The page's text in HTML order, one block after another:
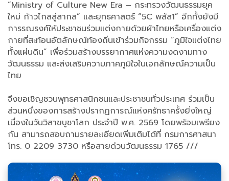
“Ministry of Culture New Era – กระทรวงวัฒนธรรมยุค
ใหม่ ก้าวไกลสู่สากล” และยุทธศาสตร์ “5C พลัส1” อีกทั้งยังมี
การรณรงค์ให้ประชาชนร่วมแต่งกายด้วยผ้าไทยหรือเครื่องแต่ง
กายที่สะท้อนอัตลักษณ์ท้องถิ่นเข้าร่วมกิจกรรม “ภูมิใจแต่งไทย
ทั้งแผ่นดิน” เพื่อร่วมสร้างบรรยากาศแห่งความงดงามทาง
วัฒนธรรม และส่งเสริมความภาคภูมิใจในเอกลักษณ์ความเป็น
ไทย
จึงขอเชิญชวนพุทธศาสนิกชนและประชาชนทั่วประเทศ ร่วมเป็น
ส่วนหนึ่งของการสร้างปรากฏการณ์แห่งศรัทธาครั้งยิ่งใหญ่
เนื่องในวันวิสาขบูชาโลก ประจำปี พ.ศ. 2569 โดยพร้อมเพรียง
กัน สามารถสอบถามรายละเอียดเพิ่มเติมได้ที่ กรมการศาสนา
โทร. 0 2209 3730 หรือสายด่วนวัฒนธรรม 1765 ///